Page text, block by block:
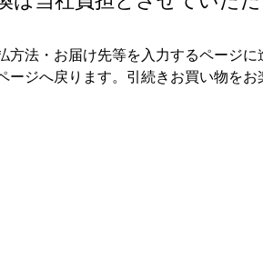
方法・お届け先等を入力するページに
ージへ戻ります。引続きお買い物をお